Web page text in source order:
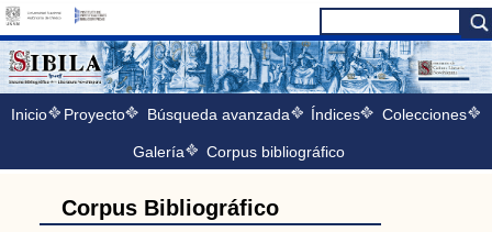
Inicio Proyecto Búsqueda avanzada Índices Colecciones
Galería Corpus bibliográfico
Corpus Bibliográfico